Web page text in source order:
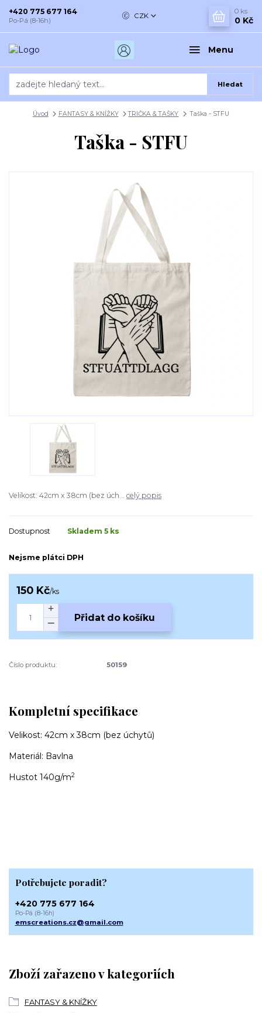
Menu
CZK
Hledat
+420 775 677 164
Po-Pá (8-16h)
0 ks
0 Kč
Úvod FANTASY & KNÍŽKY TRIČKA & TAŠKY Taška - STFU
Taška - STFU
Velikost: 42cm x 38cm (bez úch... celý popis
Dostupnost Skladem 5 ks
Nejsme plátci DPH
150 Kč/ks
Přidat do košíku
Číslo produktu: 50159
Kompletní specifikace
Velikost: 42cm x 38cm (bez úchytů)
Materiál: Bavlna
Hustot 140g/m2
Zboží zařazeno v kategoriích
FANTASY & KNÍŽKY
Potřebujete poradit?
+420 775 677 164
Po-Pá (8-16h)
emscreations.cz@gmail.com